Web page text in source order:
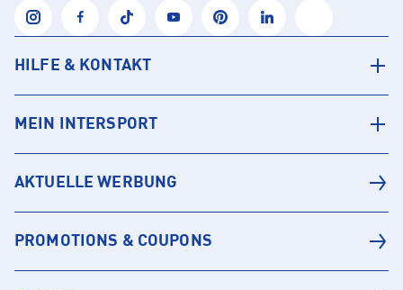
HILFE & KONTAKT
MEIN INTERSPORT
AKTUELLE WERBUNG
PROMOTIONS & COUPONS